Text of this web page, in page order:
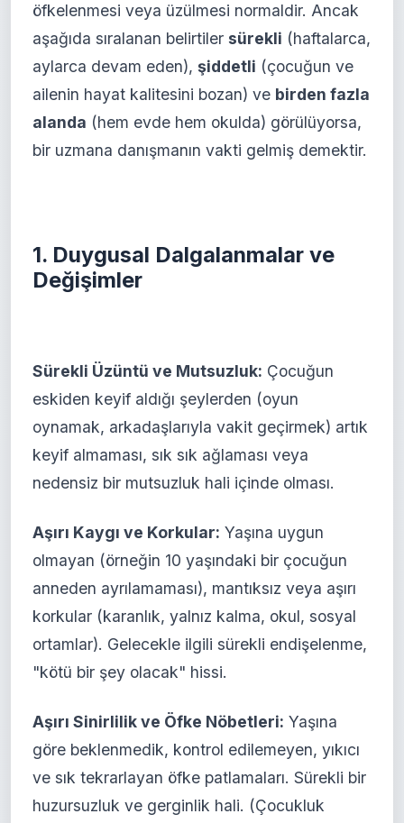
öfkelenmesi veya üzülmesi normaldir. Ancak
aşağıda sıralanan belirtiler sürekli (haftalarca,
aylarca devam eden), şiddetli (çocuğun ve
ailenin hayat kalitesini bozan) ve birden fazla
alanda (hem evde hem okulda) görülüyorsa,
bir uzmana danışmanın vakti gelmiş demektir.
1. Duygusal Dalgalanmalar ve
Değişimler
Sürekli Üzüntü ve Mutsuzluk: Çocuğun
eskiden keyif aldığı şeylerden (oyun
oynamak, arkadaşlarıyla vakit geçirmek) artık
keyif almaması, sık sık ağlaması veya
nedensiz bir mutsuzluk hali içinde olması.
Aşırı Kaygı ve Korkular: Yaşına uygun
olmayan (örneğin 10 yaşındaki bir çocuğun
anneden ayrılamaması), mantıksız veya aşırı
korkular (karanlık, yalnız kalma, okul, sosyal
ortamlar). Gelecekle ilgili sürekli endişelenme,
"kötü bir şey olacak" hissi.
Aşırı Sinirlilik ve Öfke Nöbetleri: Yaşına
göre beklenmedik, kontrol edilemeyen, yıkıcı
ve sık tekrarlayan öfke patlamaları. Sürekli bir
huzursuzluk ve gerginlik hali. (Çocukluk